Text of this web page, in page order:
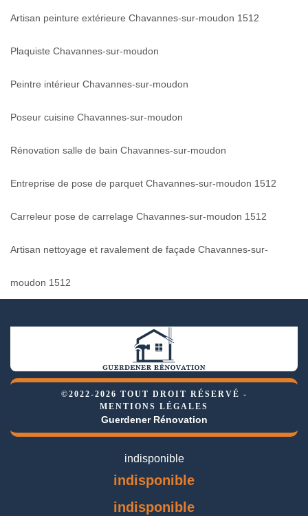
Artisan peinture extérieure Chavannes-sur-moudon 1512
Plaquiste Chavannes-sur-moudon
Peintre intérieur Chavannes-sur-moudon
Poseur cuisine Chavannes-sur-moudon
Rénovation salle de bain Chavannes-sur-moudon
Entreprise de pose de parquet Chavannes-sur-moudon 1512
Carreleur pose de carrelage Chavannes-sur-moudon 1512
Artisan nettoyage et ravalement de façade Chavannes-sur-
moudon 1512
©2022-2026 TOUT DROIT RÉSERVÉ -
MENTIONS LÉGALES
Guerdener Rénovation
indisponible
indisponible
indisponible